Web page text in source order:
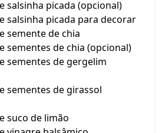
salsinha picada (opcional)
salsinha picada para decorar
semente de chia
sementes de chia (opcional)
sementes de gergelim
sementes de girassol
suco de limão